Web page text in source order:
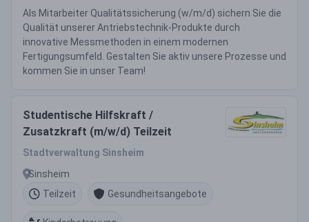
Als Mitarbeiter Qualitätssicherung (w/m/d) sichern Sie die
Qualität unserer Antriebstechnik-Produkte durch
innovative Messmethoden in einem modernen
Fertigungsumfeld. Gestalten Sie aktiv unsere Prozesse und
kommen Sie in unser Team!
Studentische Hilfskraft /
Zusatzkraft (m/w/d) Teilzeit
Stadtverwaltung Sinsheim
Sinsheim
Teilzeit
Gesundheitsangebote